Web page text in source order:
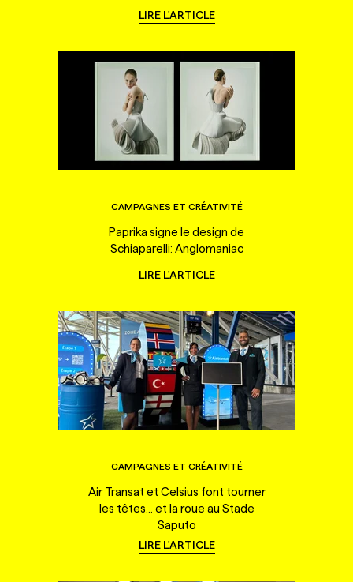
LIRE L'ARTICLE
CAMPAGNES ET CRÉATIVITÉ
Paprika signe le design de
Schiaparelli: Anglomaniac
LIRE L'ARTICLE
CAMPAGNES ET CRÉATIVITÉ
Air Transat et Celsius font tourner
les têtes... et la roue au Stade
Saputo
LIRE L'ARTICLE